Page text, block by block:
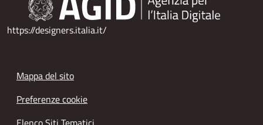
https://designers.italia.it/
Mappa del sito
Preferenze cookie